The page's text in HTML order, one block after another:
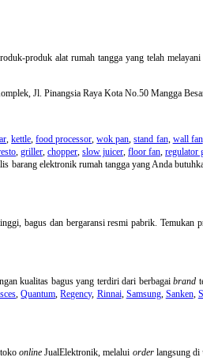
produk alat rumah tangga yang telah
Jl. Pinangsia Raya Kota No.50 Mangga
,kettle ,food processor ,wok pan ,stand fan, wall fan,
griller chopper slow juicer floor fan regulator
barang elektronik rumah tangga yang Anda
bagus dan bergaransi resmi pabrik.
kualitas bagus yang terdiri dari berbagai brand
,Quantum ,Regency, Rinnai, Samsung, Sanken,
onlineJualElektronik, melalui orderlangsung di